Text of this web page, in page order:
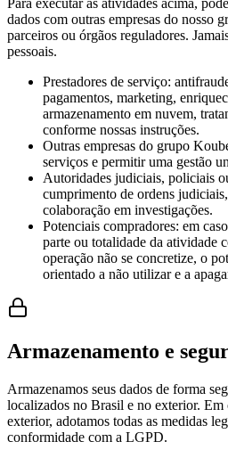
Para executar as atividades acima,
dados com outras empresas do nosso
parceiros ou órgãos reguladores.
pessoais.
Prestadores de serviço:
pagamentos, marketing,
armazenamento em nuvem,
conforme nossas instruções.
Outras empresas do grupo
serviços e permitir uma gestão
Autoridades judiciais, policiais
cumprimento de ordens
colaboração em investigações.
Potenciais compradores: em
parte ou totalidade da atividade
operação não se concretize, o
orientado a não utilizar e a
Armazenamento e
Armazenamos seus dados de forma
localizados no Brasil e no exterior. Em
exterior, adotamos todas as medidas
conformidade com a LGPD.